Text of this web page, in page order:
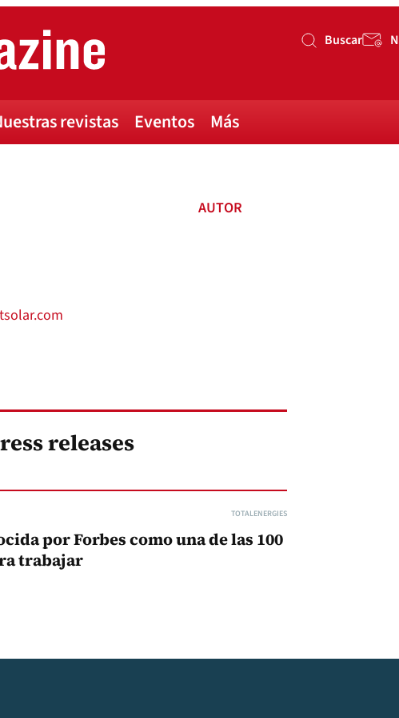
Buscar
Buscar
revistas Eventos Más
AUTOR
releases
TOTALENERGIES
por Forbes como una de las 100
trabajar